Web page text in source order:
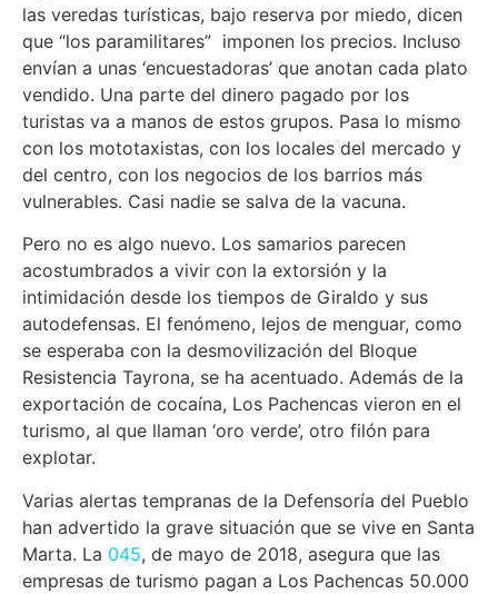
las veredas turísticas, bajo reserva por miedo, dicen
que “los paramilitares” imponen los precios. Incluso
envían a unas ‘encuestadoras’ que anotan cada plato
vendido. Una parte del dinero pagado por los
turistas va a manos de estos grupos. Pasa lo mismo
con los mototaxistas, con los locales del mercado y
del centro, con los negocios de los barrios más
vulnerables. Casi nadie se salva de la vacuna.
Pero no es algo nuevo. Los samarios parecen
acostumbrados a vivir con la extorsión y la
intimidación desde los tiempos de Giraldo y sus
autodefensas. El fenómeno, lejos de menguar, como
se esperaba con la desmovilización del Bloque
Resistencia Tayrona, se ha acentuado. Además de la
exportación de cocaína, Los Pachencas vieron en el
turismo, al que llaman ‘oro verde’, otro filón para
explotar.
Varias alertas tempranas de la Defensoría del Pueblo
han advertido la grave situación que se vive en Santa
Marta. La 045, de mayo de 2018, asegura que las
empresas de turismo pagan a Los Pachencas 50.000